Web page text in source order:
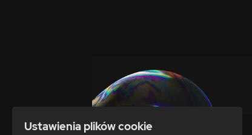
Ustawienia plików cookie